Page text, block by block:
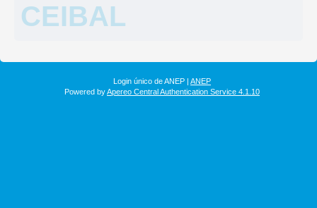
CEIBAL
Login único de ANEP | ANEP
Powered byApereo Central Authentication Service 4.1.10